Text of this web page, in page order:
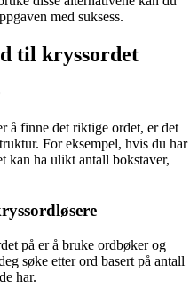
med suksess.
til kryssordet
å finne det riktige ordet, er det
For eksempel, hvis du har
kan ha ulikt antall bokstaver,
på er å bruke ordbøker og
søke etter ord basert på antall
har.